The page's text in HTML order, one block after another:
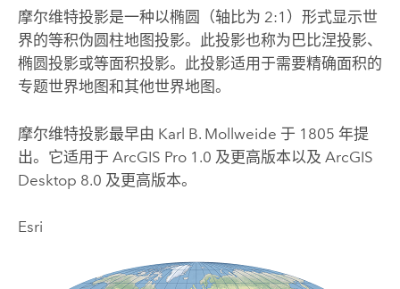
摩尔维特投影是一种以椭圆（轴比为 2:1）形式显示世
界的等积伪圆柱地图投影。此投影也称为巴比涅投影、
椭圆投影或等面积投影。此投影适用于需要精确面积的
专题世界地图和其他世界地图。
摩尔维特投影最早由 Karl B. Mollweide 于 1805 年提
出。它适用于 ArcGIS Pro1.0 及更高版本以及 ArcGIS
Desktop 8.0 及更高版本。
Esri